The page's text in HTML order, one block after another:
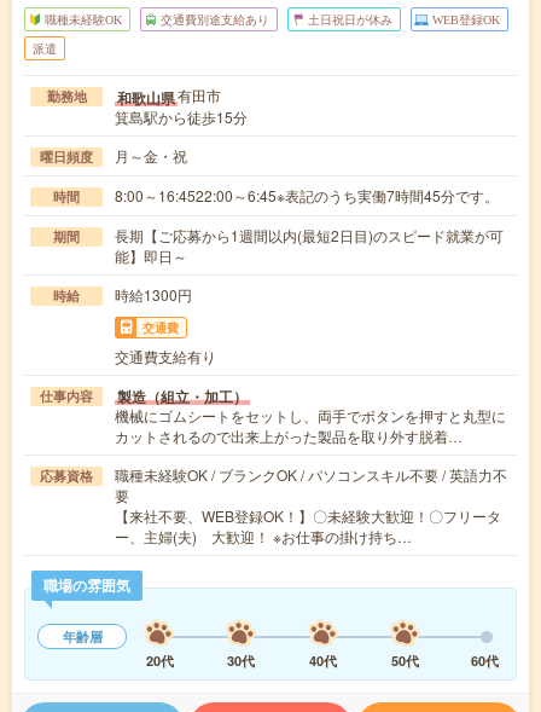
職種未経験OK 交通費別途支給あり 土日祝日が休み WEB登録OK
派遣
勤務地 和歌山県有田市
箕島駅から徒歩15分
曜日頻度 月～金・祝
時間 8:00～16:4522:00～6:45※表記のうち実働7時間45分です。
期間
長期【ご応募から1週間以内(最短2日目)のスピード就業が可
能】即日～
時給 時給1300円
交通費
交通費支給有り
仕事内容 製造（組立・加工）
機械にゴムシートをセットし、両手でボタンを押すと丸型に
カットされるので出来上がった製品を取り外す脱着…
応募資格
職種未経験OK / ブランクOK / パソコンスキル不要 / 英語力不
要
【来社不要、WEB登録OK！】〇未経験大歓迎！〇フリータ
ー、主婦(夫) 大歓迎！ ※お仕事の掛け持ち…
職場の雰囲気
年齢層
20代
30代 40代 50代 60代